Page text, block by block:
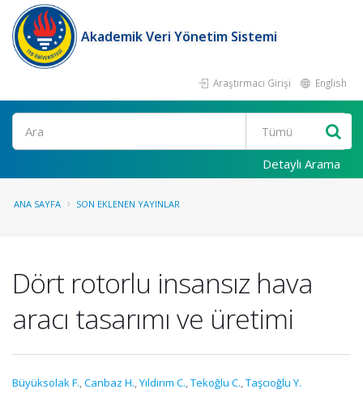
Akademik Veri Yönetim Sistemi
Araştırmacı Girişi English
Ara
Detaylı Arama
ANA SAYFA SON EKLENEN YAYINLAR
Dört rotorlu insansız hava
aracı tasarımı ve üretimi
Büyüksolak F.,Canbaz H.,Yıldırım C.,Tekoğlu C.,Taşcıoğlu Y.